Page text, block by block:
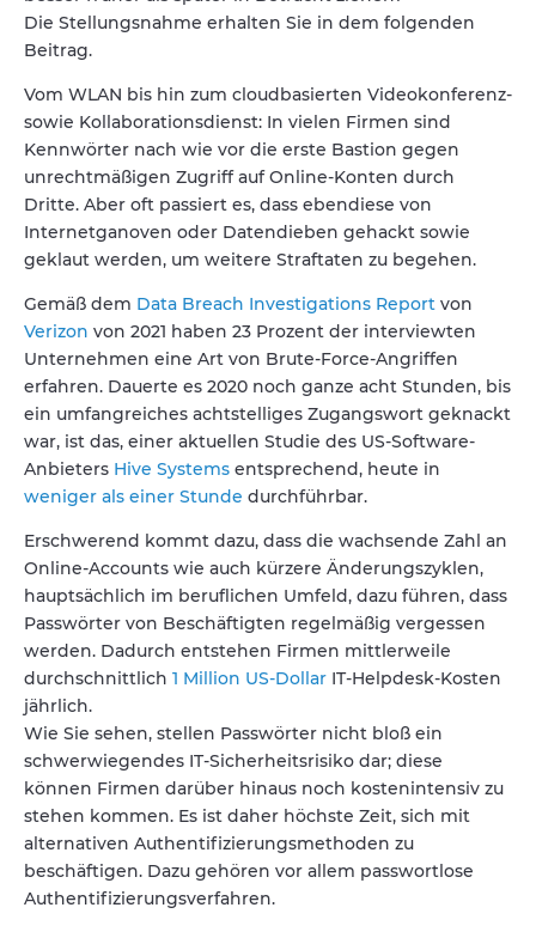
Die Stellungsnahme erhalten Sie in dem folgenden
Beitrag.
Vom WLAN bis hin zum cloudbasierten Videokonferenz-
sowie Kollaborationsdienst: In vielen Firmen sind
Kennwörter nach wie vor die erste Bastion gegen
unrechtmäßigen Zugriff auf Online-Konten durch
Dritte. Aber oft passiert es, dass ebendiese von
Internetganoven oder Datendieben gehackt sowie
geklaut werden, um weitere Straftaten zu begehen.
Gemäß dem Data Breach Investigations Report von
Verizon von 2021 haben 23 Prozent der interviewten
Unternehmen eine Art von Brute-Force-Angriffen
erfahren. Dauerte es 2020 noch ganze acht Stunden, bis
ein umfangreiches achtstelliges Zugangswort geknackt
war, ist das, einer aktuellen Studie des US-Software-
Anbieters Hive Systems entsprechend, heute in
weniger als einer Stunde durchführbar.
Erschwerend kommt dazu, dass die wachsende Zahl an
Online-Accounts wie auch kürzere Änderungszyklen,
hauptsächlich im beruflichen Umfeld, dazu führen, dass
Passwörter von Beschäftigten regelmäßig vergessen
werden. Dadurch entstehen Firmen mittlerweile
durchschnittlich 1 Million US-Dollar IT-Helpdesk-Kosten
jährlich.
Wie Sie sehen, stellen Passwörter nicht bloß ein
schwerwiegendes IT-Sicherheitsrisiko dar; diese
können Firmen darüber hinaus noch kostenintensiv zu
stehen kommen. Es ist daher höchste Zeit, sich mit
alternativen Authentifizierungsmethoden zu
beschäftigen. Dazu gehören vor allem passwortlose
Authentifizierungsverfahren.